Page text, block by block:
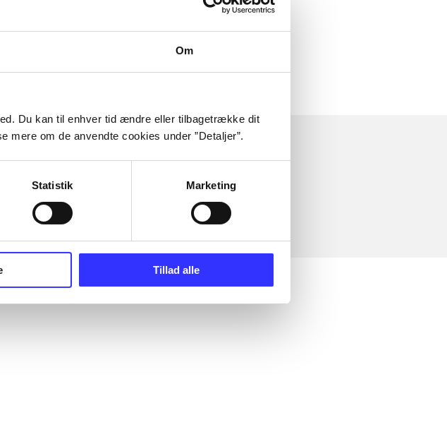
Om
Du kan til enhver tid ændre eller tilbagetrække dit
om de anvendte cookies under ”Detaljer”.
Statistik Marketing
Tillad alle